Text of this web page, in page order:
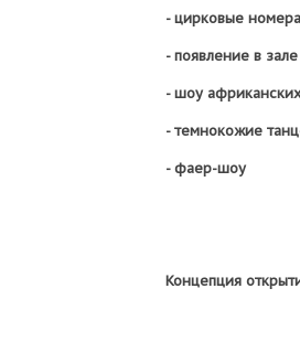
- цирковые
- появление в
- шоу
- темнокожие
- фаер-шоу
Концепция